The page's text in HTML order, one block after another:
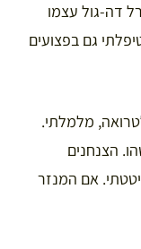
דה-גול עצמו
גם בפצועים
מלמלתי.
הצנחנים
אם המנזר